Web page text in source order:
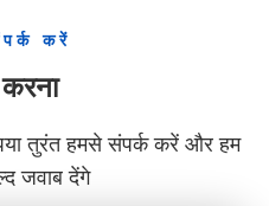
करें
तुरंत हमसे संपर्क करें और हम
जवाब देंगे